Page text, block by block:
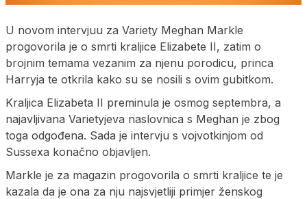
U novom intervjuu za Variety Meghan Markle
progovorila je o smrti kraljice Elizabete II, zatim o
brojnim temama vezanim za njenu porodicu, princa
Harryja te otkrila kako su se nosili s ovim gubitkom.
Kraljica Elizabeta II preminula je osmog septembra, a
najavljivana Varietyjeva naslovnica s Meghan je zbog
toga odgođena. Sada je intervju s vojvotkinjom od
Sussexa konačno objavljen.
Markle je za magazin progovorila o smrti kraljice te je
kazala da je ona za nju najsvjetliji primjer ženskog